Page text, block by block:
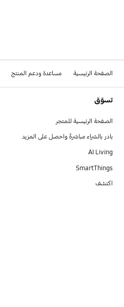
الصفحة الرئيسية مساعدة ودعم المنتج
تسوّق
الصفحة الرئيسية للمتجر
بادر بالشراء مباشرةً واحصل على المزيد
AI Living
SmartThings
اكتشف